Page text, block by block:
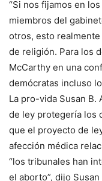
“Si nos fijamos en
miembros del
otros, esto
de religión. Para los
McCarthy en una
demócratas incluso
La pro-vida Susan
de ley protegería los
que el proyecto de
afección médica
“los tribunales han
el aborto”, dijo